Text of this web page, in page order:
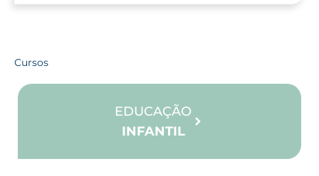
Cursos
EDUCAÇÃO
INFANTIL